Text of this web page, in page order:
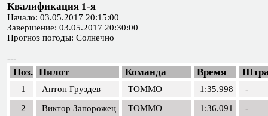
Квалификация 1-я
Начало: 03.05.2017 20:15:00
Завершение: 03.05.2017 20:30:00
Прогноз погоды: Солнечно
---
Поз. Пилот Команда Время
1 Антон Груздев TOMMO 1:35.998
-
2
Виктор Запорожец TOMMO 1:36.091
-